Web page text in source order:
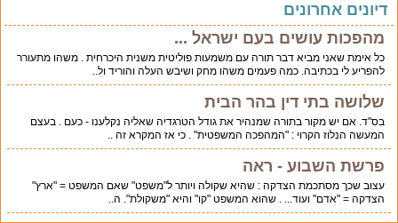
דיונים אחרונים
מהפכות עושים בעם ישראל ...
כל אימת שאני מביא דבר תורה עם משמעות פוליטית משנית היכרחית . משהו מתעורר
להפריע לי בכתיבה. כמה פעמים משהו מחק ושיבש העלה והוריד ול..
שלושה בתי דין בהר הבית
בס"ד. אם יש מקור בתורה שמנהיר את גודל הטרגדיה שאליה נקלענו - כעם . בעצם
המעשה הנלוז הקרוי : "המהפכה המשפטית" . כי אז המקרא זה ..
פרשת השבוע - ראה
עצוב שכך מסתכמת הצדקה : שהיא שקולה ויותר ל"משפט" שאם המשפט = "ארץ"
הצדקה = "אדם" ועוד... . שהוא המשפט "קו" והיא "משקולת". ה..